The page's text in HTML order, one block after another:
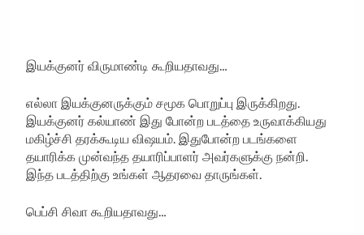
இயக்குனர் விருமாண்டி கூறியதாவது…
எல்லா இயக்குனருக்கும் சமூக பொறுப்பு இருக்கிறது.
இயக்குனர் கல்யாண் இது போன்ற படத்தை உருவாக்கியது
மகிழ்ச்சி தரக்கூடிய விஷயம். இதுபோன்ற படங்களை
தயாரிக்க முன்வந்த தயாரிப்பாளர் அவர்களுக்கு நன்றி.
இந்த படத்திற்கு உங்கள் ஆதரவை தாருங்கள்.
பெப்சி சிவா கூறியதாவது…